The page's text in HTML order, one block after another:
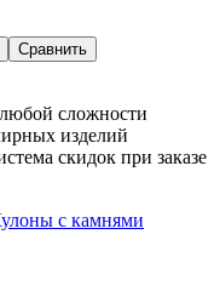
Сравнить
сложности
изделий
скидок при заказе
с камнями